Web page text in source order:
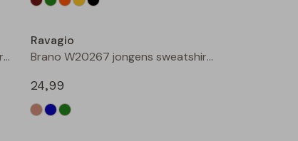
Brano W20267 jongens sweatshirt Raf
Ravagio
Brano W20267 jongens sweatshirt Mint
24,99